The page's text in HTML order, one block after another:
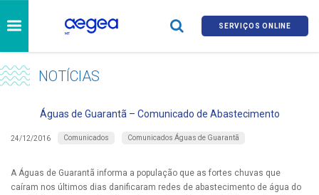
SERVIÇOS ONLINE
NOTÍCIAS
Águas de Guarantã – Comunicado de Abastecimento
24/12/2016 Comunicados Comunicados Águas de Guarantã
A Águas de Guarantã informa a população que as fortes chuvas que
caíram nos últimos dias danificaram redes de abastecimento de água do